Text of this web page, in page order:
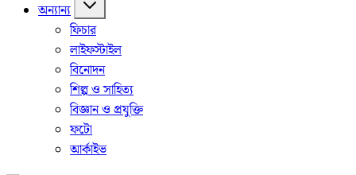
অন্যান্য
ফিচার
লাইফস্টাইল
বিনোদন
শিল্প ও সাহিত্য
বিজ্ঞান ও প্রযুক্তি
ফটো
আর্কাইভ